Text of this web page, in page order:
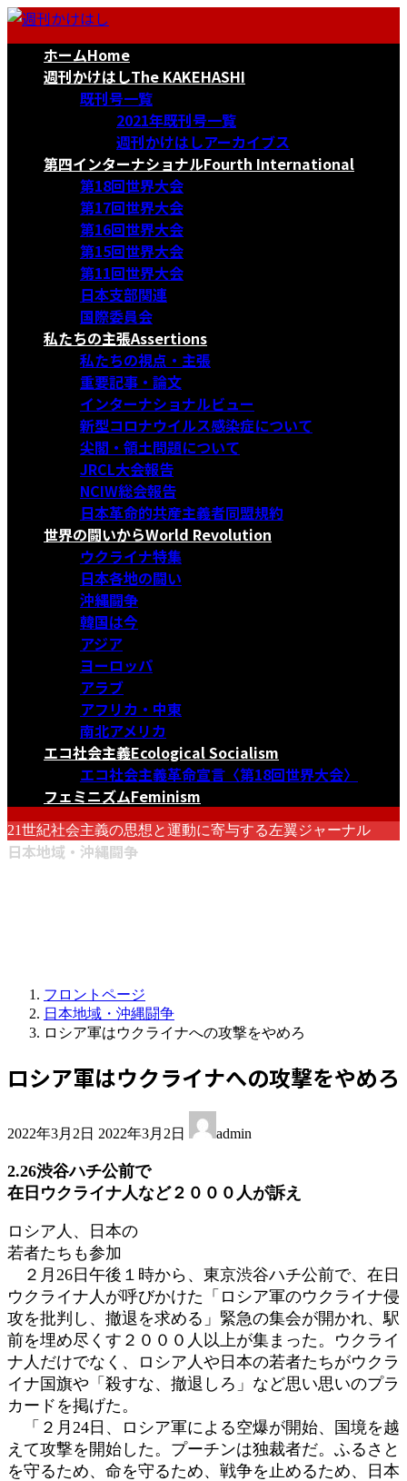
コ
ナ
ホームHome
週刊かけはしThe KAKEHASHI
既刊号一覧
2021年既刊号一覧
週刊かけはしアーカイブス
第四インターナショナルFourth International
第18回世界大会
第17回世界大会
第16回世界大会
第15回世界大会
第11回世界大会
日本支部関連
国際委員会
私たちの主張Assertions
私たちの視点・主張
重要記事・論文
インターナショナルビュー
新型コロナウイルス感染症について
尖閣・領土問題について
JRCL大会報告
NCIW総会報告
日本革命的共産主義者同盟規約
世界の闘いからWorld Revolution
ウクライナ特集
日本各地の闘い
沖縄闘争
韓国は今
アジア
ヨーロッパ
アラブ
アフリカ・中東
南北アメリカ
エコ社会主義Ecological Socialism
エコ社会主義革命宣言〈第18回世界大会〉
フェミニズムFeminism
21世紀社会主義の思想と運動に寄与する左翼ジャーナル
日本地域・沖縄闘争
フロントページ
日本地域・沖縄闘争
ロシア軍はウクライナへの攻撃をやめろ
ロシア軍はウクライナへの攻撃をやめろ
2022年3月2日 終
新
日
:
2022年3月2日 admin
2.26渋谷ハチ公前で
在日ウクライナ人など２０００人が訴え
ロシア人、日本の
若者たちも参加
２月26日午後１時から、東京渋谷ハチ公前で、在日
ウクライナ人が呼びかけた「ロシア軍のウクライナ侵
攻を批判し、撤退を求める」緊急の集会が開かれ、駅
前を埋め尽くす２０００人以上が集まった。ウクライ
ナ人だけでなく、ロシア人や日本の若者たちがウクラ
イナ国旗や「殺すな、撤退しろ」など思い思いのプラ
カードを掲げた。
「２月24日、ロシア軍による空爆が開始、国境を越
えて攻撃を開始した。プーチンは独裁者だ。ふるさと
を守るため、命を守るため、戦争を止めるため、日本